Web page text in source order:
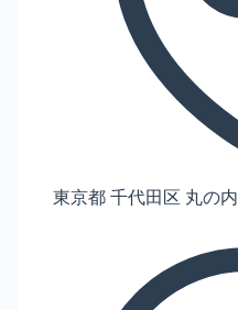
東京都 千代田区 丸の内